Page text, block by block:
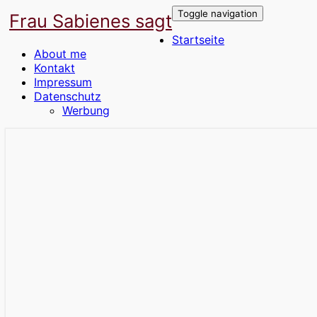
Toggle navigation
Frau Sabienes sagt
Startseite
About me
Kontakt
Impressum
Datenschutz
Werbung